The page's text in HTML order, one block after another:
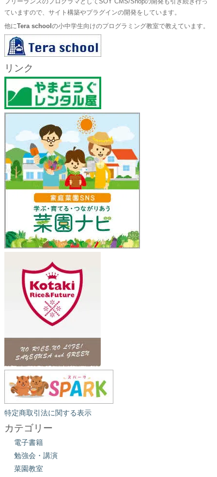
フリーランスのプログラマとしてSOY CMS/Shopの開発も引き続き行っ
ていますので、サイト構築やプラグインの開発をしています。
他にTera school の小中学生向けのプログラミング教室で教えています。
リンク
特定商取引法に関する表示
カテゴリー
電子書籍
勉強会・講演
菜園教室